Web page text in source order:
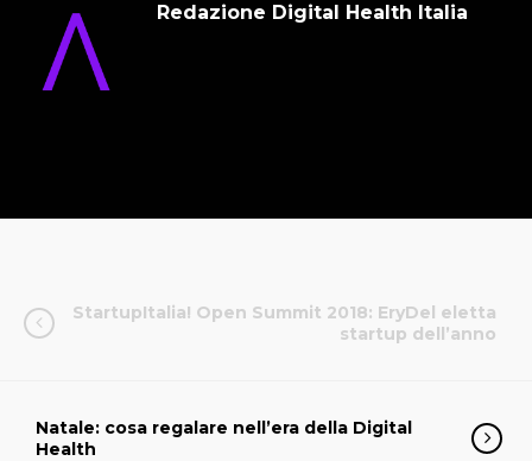
Redazione Digital Health Italia
StartupItalia! Open Summit 2018: EryDel eletta
startup dell’anno
Natale: cosa regalare nell’era della Digital
Health